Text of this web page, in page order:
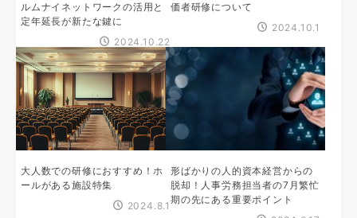
ルムナイネットワークの活用と
定年延長が新たな鍵に
2024.10.22
価者研修について
2024.10.1
大人数での研修におすすめ！ホ
ールがある施設特集
2024.8.1
形ばかりの人的資本経営からの
脱却！人事労務担当者の7月繁忙
期の先にある重要ポイント